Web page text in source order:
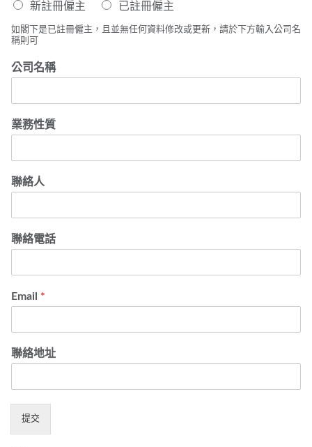
新註冊僱主 已註冊僱主
如閣下是已註冊僱主，且並無任何資料修改或更新，請於下方輸入公司名
稱則可
公司名稱
業務性質
聯絡人
聯絡電話
Email *
聯絡地址
提交